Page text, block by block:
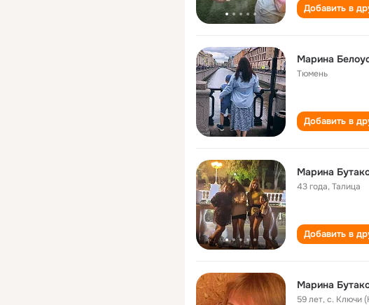
Добавить в
Марина
Тюмень
Добавить в
Марина
43 года,Талица
Добавить в
Марина
59 лет,с. Ключи